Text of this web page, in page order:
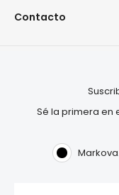
Contacto
Sé la primera en